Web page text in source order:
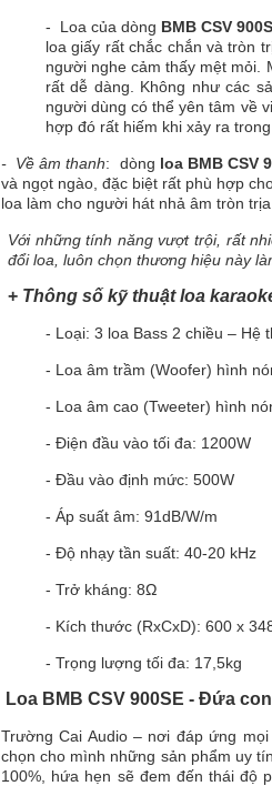
- Loa của dòng BMB CSV
loa giấy rất chắc chắn và tròn
người nghe cảm thấy mệt mỏi.
rất dễ dàng. Không như các
người dùng có thể yên tâm về
hợp đó rất hiếm khi xảy ra trong
- Về âm thanh: dòng loa BMB CSV
và ngọt ngào, đặc biệt rất phù hợp
loa làm cho người hát nhả âm tròn
Với những tính năng vượt trội, rất
đổi loa, luôn chọn thương hiệu này
+ Thông số kỹ thuật loa
- Loại: 3 loa Bass 2 chiều – Hệ
- Loa âm trầm (Woofer) hình
- Loa âm cao (Tweeter) hình
- Điện đầu vào tối đa: 1200W
- Đầu vào định mức: 500W
- Áp suất âm: 91dB/W/m
- Độ nhạy tần suất: 40-20 kHz
- Trở kháng: 8Ω
- Kích thước (RxCxD): 600 x
- Trọng lượng tối đa: 17,5kg
Loa BMB CSV 900SE - Đứa
Trường Cai Audio – nơi đáp ứng
chọn cho mình những sản phẩm uy
100%, hứa hẹn sẽ đem đến thái độ